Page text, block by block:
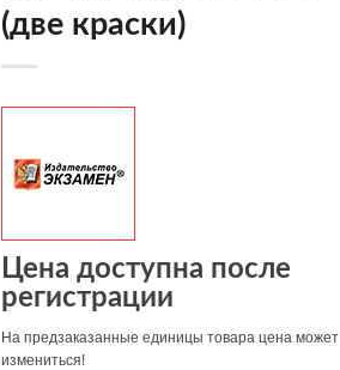
(две краски)
Цена доступна после
регистрации
На предзаказанные единицы товара цена может
измениться!